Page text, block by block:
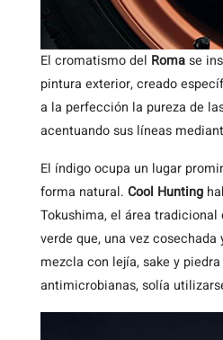
El cromatismo del Romase
pintura exterior, creado
a la perfección la pureza de
acentuando sus líneas
El índigo ocupa un lugar
forma natural. Cool Hunting
Tokushima, el área
verde que, una vez
mezcla con lejía, sake y
antimicrobianas, solía